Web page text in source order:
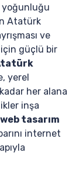
yoğunluğu
Atatürk
ve
güçlü bir
yerel
her alana
inşa
tasarım
internet